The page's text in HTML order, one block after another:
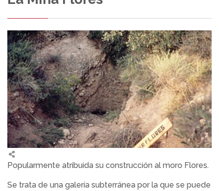
Popularmente atribuida su construcción al moro Flores.
Se trata de una galería subterránea por la que se puede